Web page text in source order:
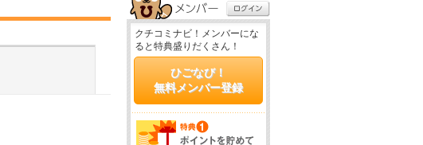
クチコミナビ！メンバーにな
ると特典盛りだくさん！
ひごなび！
無料メンバー登録